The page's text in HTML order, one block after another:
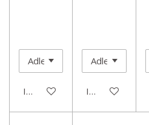
In winkelwagen In winkelwagen